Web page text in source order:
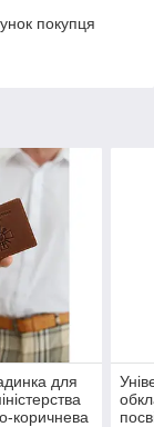
покупця
для
коричнева